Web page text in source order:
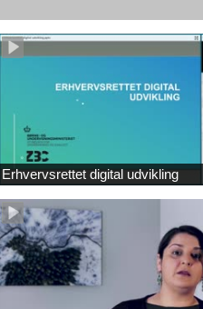
Erhvervsrettet digital udvikling